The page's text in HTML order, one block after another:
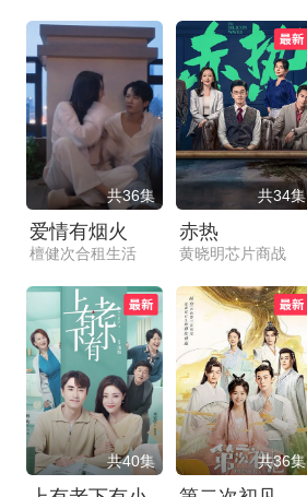
共36集
爱情有烟火
檀健次合租生活
共34集
赤热
黄晓明芯片商战
共40集 共36集